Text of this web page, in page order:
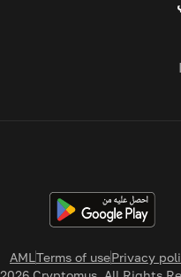
Privacy
Terms of use
AML